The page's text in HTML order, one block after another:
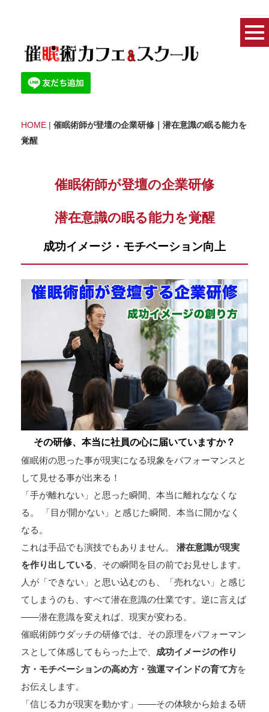
HOME | 催眠術師が登壇の企業研修｜潜在意識の眠る能力を
覚醒
催眠術師が登壇の企業研修
潜在意識の眠る能力を覚醒
成功イメージ・モチベーション向上
その研修、本当に社員の心に届いていますか？
催眠術の思った事が現実になる現象をパフォーマンスと
して見せる事が出来る！
「手が離れない」と思った瞬間、本当に離れななくな
る。 「目が開かない」と感じた瞬間、本当に開かなく
なる。
これは手品でも演技でもありません。 潜在意識が現実
を作り出している、その瞬間を目の前でお見せします。
人が「できない」と思い込むのも、「売れない」と感じ
てしまうのも、すべて潜在意識の仕業です。逆に言えば
——潜在意識を変えれば、現実が変わる。
催眠術師ウダッチの研修では、その原理をパフォーマン
スとして体感してもらった上で、 成功イメージの作り
方・モチベーションの高め方・強運マインドの育て方を
お伝えします。
「信じる力が現実を動かす」——その体験から始まる研